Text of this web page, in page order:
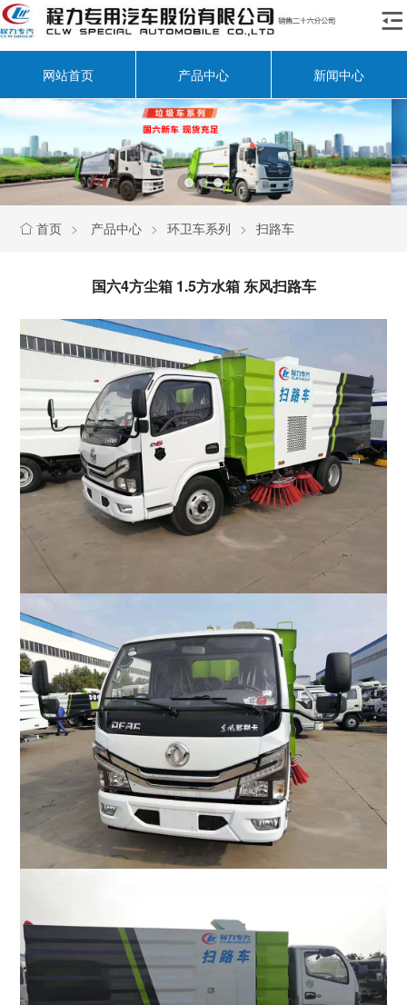

网站首页 产品中心 新闻中心
 首页 > 产品中心 > 环卫车系列 > 扫路车
国六4方尘箱 1.5方水箱 东风扫路车